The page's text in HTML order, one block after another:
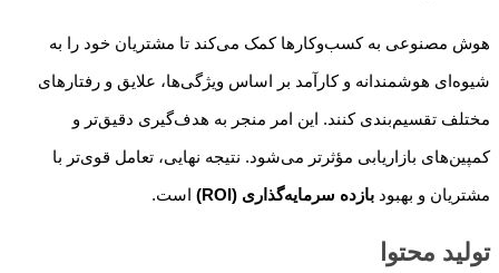
هوش مصنوعی به کسب‌وکارها کمک می‌کند تا مشتریان خود را به
شیوه‌ای هوشمندانه و کارآمد بر اساس ویژگی‌ها، علایق و رفتارهای
مختلف تقسیم‌بندی کنند. این امر منجر به هدف‌گیری دقیق‌تر و
کمپین‌های بازاریابی مؤثرتر می‌شود. نتیجه نهایی، تعامل قوی‌تر با
مشتریان و بهبود بازده سرمایه‌گذاری (ROI) است.
تولید محتوا